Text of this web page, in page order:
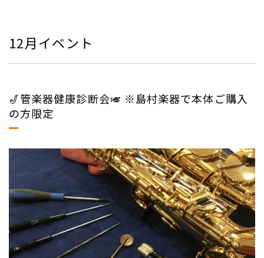
12月イベント
🎷管楽器健康診断会🎺 ※島村楽器で本体ご購入
の方限定